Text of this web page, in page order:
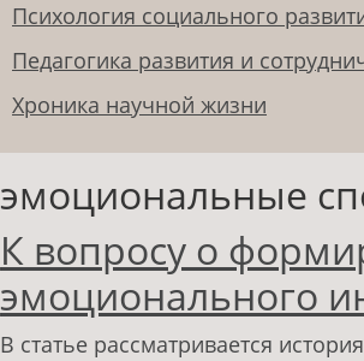
Психология социального
Педагогика развития и
Хроника научной жизни
эмоциональные
К вопросу о
эмоционального
В статье рассматривается